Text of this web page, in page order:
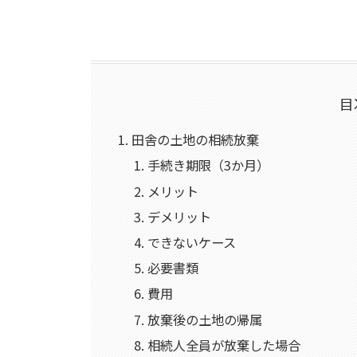
田舎の土地の相続放棄
手続き期限（3か月）
メリット
デメリット
できないケース
必要書類
費用
放棄後の土地の帰属
相続人全員が放棄した場合